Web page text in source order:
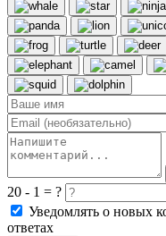
20 - 1 = ?
Уведомлять о новых
ответах